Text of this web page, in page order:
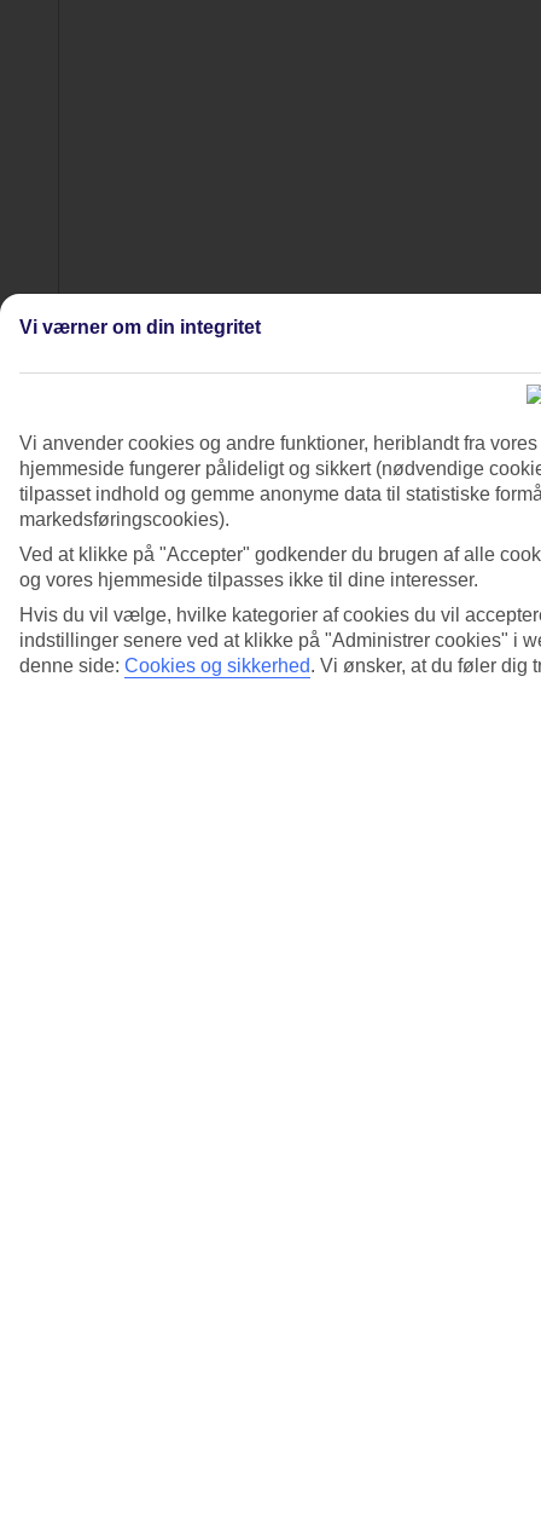
6/7
Vi værner om din integritet
Vi anvender cookies og andre funktioner, heriblandt fra
hjemmeside fungerer pålideligt og sikkert (nødvendige
tilpasset indhold og gemme anonyme data til statistiske
markedsføringscookies).
Ved at klikke på "Accepter" godkender du brugen af alle
og vores hjemmeside tilpasses ikke til dine interesser.
Hvis du vil vælge, hvilke kategorier af cookies du vil
indstillinger senere ved at klikke på "Administrer cookies" i
denne side: Cookies og sikkerhed. Vi ønsker, at du føler dig